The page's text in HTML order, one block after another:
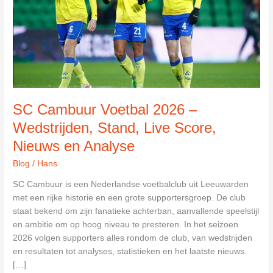
SC Cambuur Voetbal 2026 –
Wedstrijden, Stand, Live Score,
Nieuws en Analyse
Blog / Hans
SC Cambuur is een Nederlandse voetbalclub uit Leeuwarden
met een rijke historie en een grote supportersgroep. De club
staat bekend om zijn fanatieke achterban, aanvallende speelstijl
en ambitie om op hoog niveau te presteren. In het seizoen
2026 volgen supporters alles rondom de club, van wedstrijden
en resultaten tot analyses, statistieken en het laatste nieuws.
[…]